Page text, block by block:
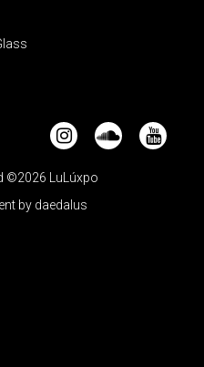
©2026 LuLúxpo
by daedalus